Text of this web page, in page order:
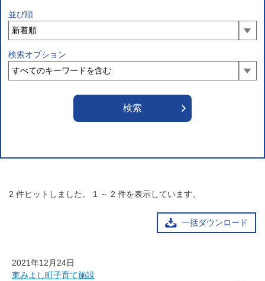
並び順
検索オプション
2 件ヒットしました。 1 ～ 2 件を表示しています。
一括ダウンロード
2021年12月24日
東みよし町子育て施設